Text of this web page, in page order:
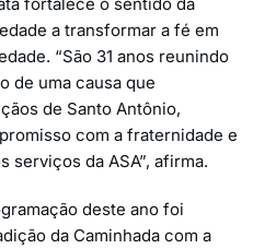
a transformar a fé em
“São 31 anos reunindo
de uma causa que
de Santo Antônio,
com a fraternidade e
serviços da ASA”, afirma.
deste ano foi
da Caminhada com a